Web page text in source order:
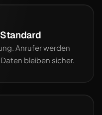
Anrufer werden
bleiben sicher.